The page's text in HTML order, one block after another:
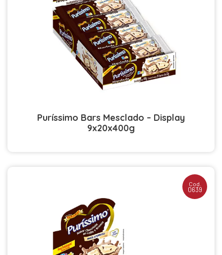
Puríssimo Bars Mesclado – Display
9x20x400g
Cod.
0639